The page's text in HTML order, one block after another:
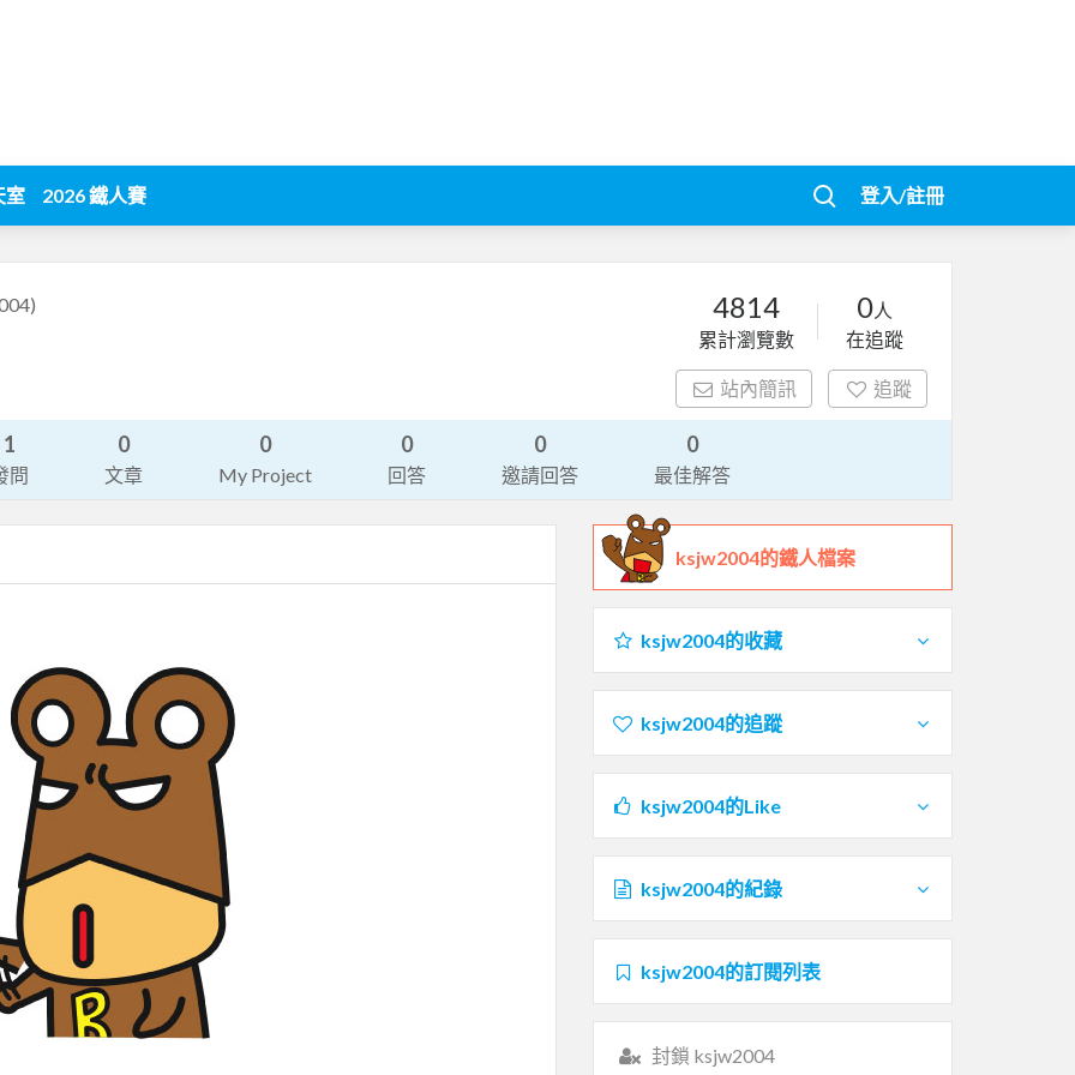
室 2026 鐵人賽 登入/註冊
4814
累計瀏覽數
0人
在追蹤
站內簡訊 追蹤
1
問
0
文章
0
My Project
0
回答
0
邀請回答
0
最佳解答
ksjw2004的鐵人檔案
ksjw2004的收藏
ksjw2004的追蹤
ksjw2004的Like
ksjw2004的紀錄
ksjw2004的訂閱列表
封鎖 ksjw2004